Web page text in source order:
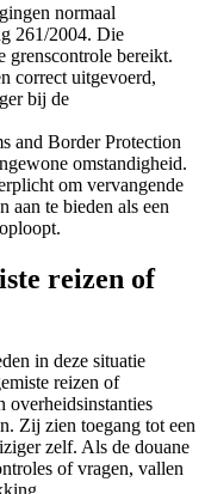
normaal
261/2004. Die
grenscontrole bereikt.
correct uitgevoerd,
bij de
and Border Protection
omstandigheid.
om vervangende
aan te bieden als een
reizen of
in deze situatie
reizen of
overheidsinstanties
Zij zien toegang tot een
zelf. Als de douane
of vragen, vallen